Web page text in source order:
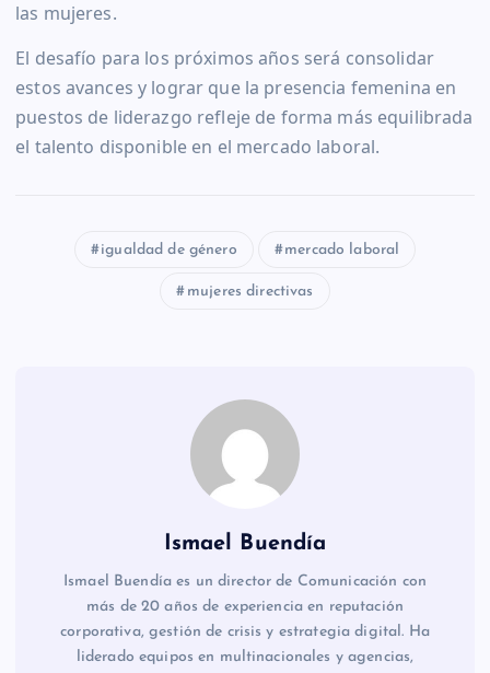
las mujeres.
El desafío para los próximos años será consolidar
estos avances y lograr que la presencia femenina en
puestos de liderazgo refleje de forma más equilibrada
el talento disponible en el mercado laboral.
igualdad de género mercado laboral
mujeres directivas
Ismael Buendía
Ismael Buendía es un director de Comunicación con
más de 20 años de experiencia en reputación
corporativa, gestión de crisis y estrategia digital. Ha
liderado equipos en multinacionales y agencias,